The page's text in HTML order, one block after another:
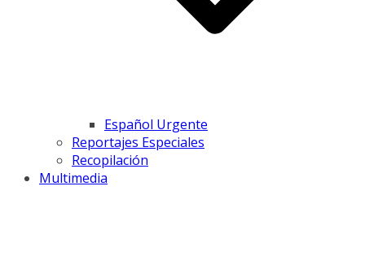
Español Urgente
Reportajes Especiales
Recopilación
Multimedia